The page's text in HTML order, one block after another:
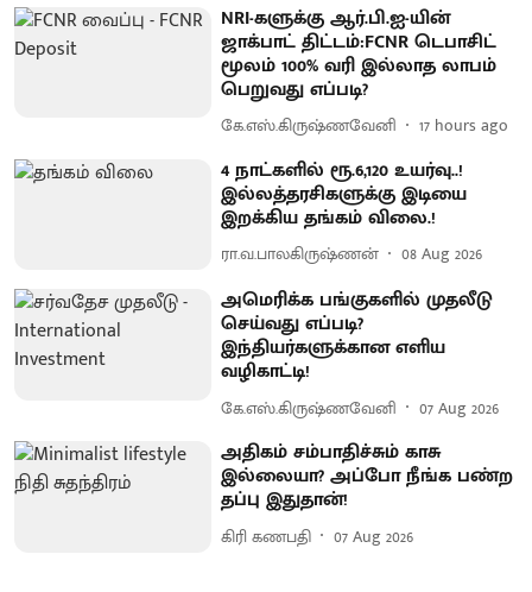
NRI-களுக்கு ஆர்.பி.ஐ-யின்
ஜாக்பாட் திட்டம்:FCNR டெபாசிட்
மூலம் 100% வரி இல்லாத லாபம்
பெறுவது எப்படி?
கே.எஸ்.கிருஷ்ணவேனி 17 hours ago
4 நாட்களில் ரூ.6,120 உயர்வு..!
இல்லத்தரசிகளுக்கு இடியை
இறக்கிய தங்கம் விலை.!
ரா.வ.பாலகிருஷ்ணன் 08 Aug 2026
அமெரிக்க பங்குகளில் முதலீடு
செய்வது எப்படி?
இந்தியர்களுக்கான எளிய
வழிகாட்டி!
கே.எஸ்.கிருஷ்ணவேனி 07 Aug 2026
அதிகம் சம்பாதிச்சும் காசு
இல்லையா? அப்போ நீங்க பண்ற
தப்பு இதுதான்!
கிரி கணபதி 07 Aug 2026